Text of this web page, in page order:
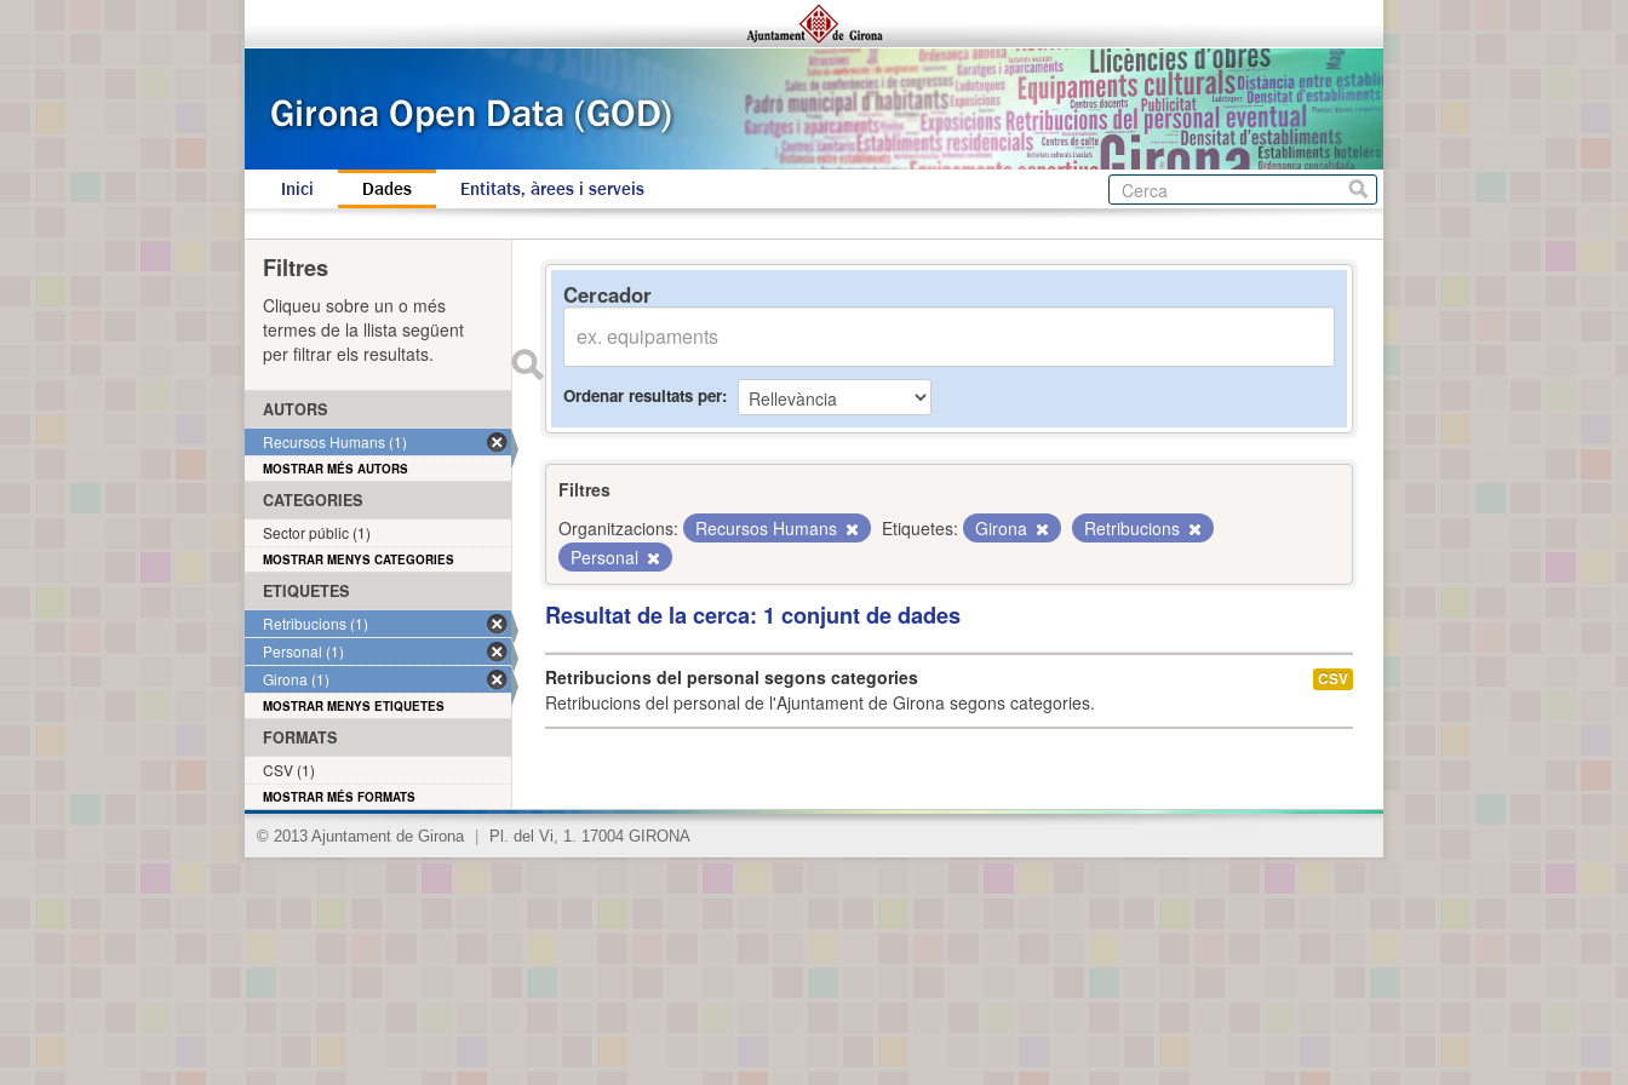
Inici Dades Entitats, àrees i serveis
Cercador
Ordenar resultats per
Filtres
Organitzacions:
Recursos Humans Etiquetes: Girona
Retribucions
Personal
Resultat de la cerca: 1 conjunt de dades
Retribucions del personal segons categories
Retribucions del personal de l'Ajuntament de Girona segons categories.
CSV
Filtres
Cliqueu sobre un o més
termes de la llista següent
per filtrar els resultats.
AUTORS
Recursos Humans (1)
MOSTRAR MÉS AUTORS
CATEGORIES
Sector públic (1)
MOSTRAR MENYS CATEGORIES
ETIQUETES
Retribucions (1)
Personal (1)
Girona (1)
MOSTRAR MENYS ETIQUETES
FORMATS
CSV (1)
MOSTRAR MÉS FORMATS
© 2013 Ajuntament de Girona Pl. del Vi, 1. 17004 GIRONA